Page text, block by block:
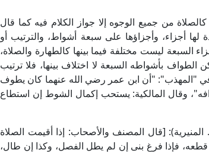
من جميع الوجوه إلا جواز الكلام فيه كما قال
أجزاء، وأجزاؤها على سبعة أشواط، والترتيب أو
السبعة ليست مختلفة فيما بينها كالطهارة والصلاة،
الطواف بأشواطه السبعة لا اختلاف بينها، فلا ترتيب
في "المهذب": "أن ابن عمر رضي الله عنهما كان يطوف
وقال المالكية: يستحب إكمال الشوط إن استطاع
النووي في "المجموع شرح المهذب" (8/ 67، ط. المنيرية): [قال المصنف والأصحاب: إذا أقيمت الصلاة
فإذا فرغ بنى إن لم يطل الفصل، وكذا إن طال،